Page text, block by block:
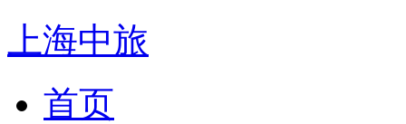
上海中旅
首页